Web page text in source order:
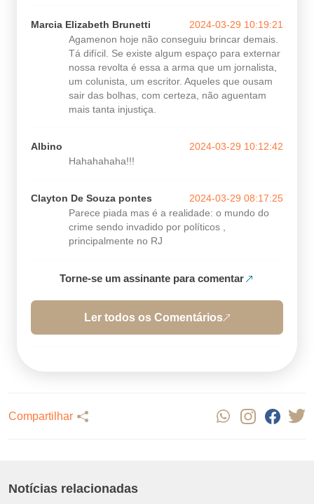
Marcia Elizabeth Brunetti
2024-03-29 10:19:21
Agamenon hoje não conseguiu brincar demais.
Tá difícil. Se existe algum espaço para externar
nossa revolta é essa a arma que um jornalista,
um colunista, um escritor. Aqueles que ousam
sair das bolhas, com certeza, não aguentam
mais tanta injustiça.
Albino
2024-03-29 10:12:42
Hahahahaha!!!
Clayton De Souza pontes
2024-03-29 08:17:25
Parece piada mas é a realidade: o mundo do
crime sendo invadido por políticos ,
principalmente no RJ
Torne-se um assinante para comentar
Ler todos os Comentários
Compartilhar
Notícias relacionadas